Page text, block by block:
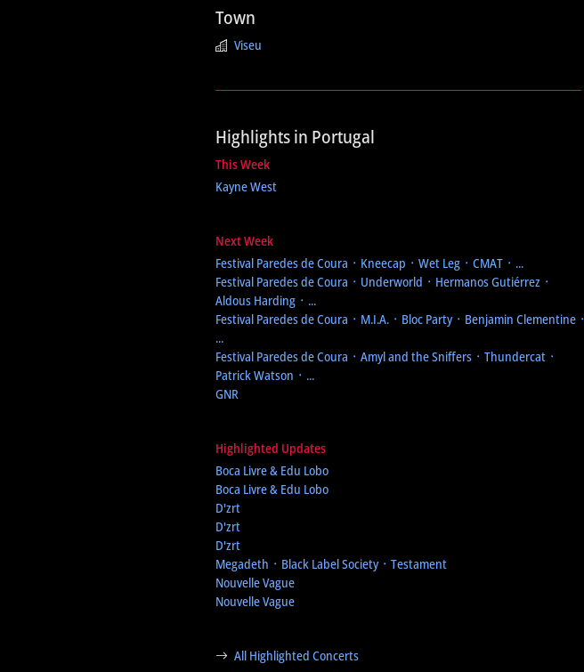
Town
Viseu
Highlights in Portugal
This Week
Kayne West
Next Week
Festival Paredes de Coura ᛫ Kneecap ᛫ Wet Leg ᛫ CMAT ᛫ ...
Festival Paredes de Coura ᛫ Underworld ᛫ Hermanos Gutiérrez ᛫
Aldous Harding ᛫ ...
Festival Paredes de Coura ᛫ M.I.A. ᛫ Bloc Party ᛫ Benjamin Clementine ᛫
...
Festival Paredes de Coura ᛫ Amyl and the Sniffers ᛫ Thundercat ᛫
Patrick Watson ᛫ ...
GNR
Highlighted Updates
Boca Livre & Edu Lobo
Boca Livre & Edu Lobo
D'zrt
D'zrt
D'zrt
Megadeth ᛫ Black Label Society ᛫ Testament
Nouvelle Vague
Nouvelle Vague
All Highlighted Concerts